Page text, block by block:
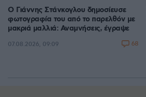
Ο Γιάννης Στάνκογλου δημοσίευσε
φωτογραφία του από το παρελθόν με
μακριά μαλλιά: Αναμνήσεις, έγραψε
07.08.2026, 09:09 68